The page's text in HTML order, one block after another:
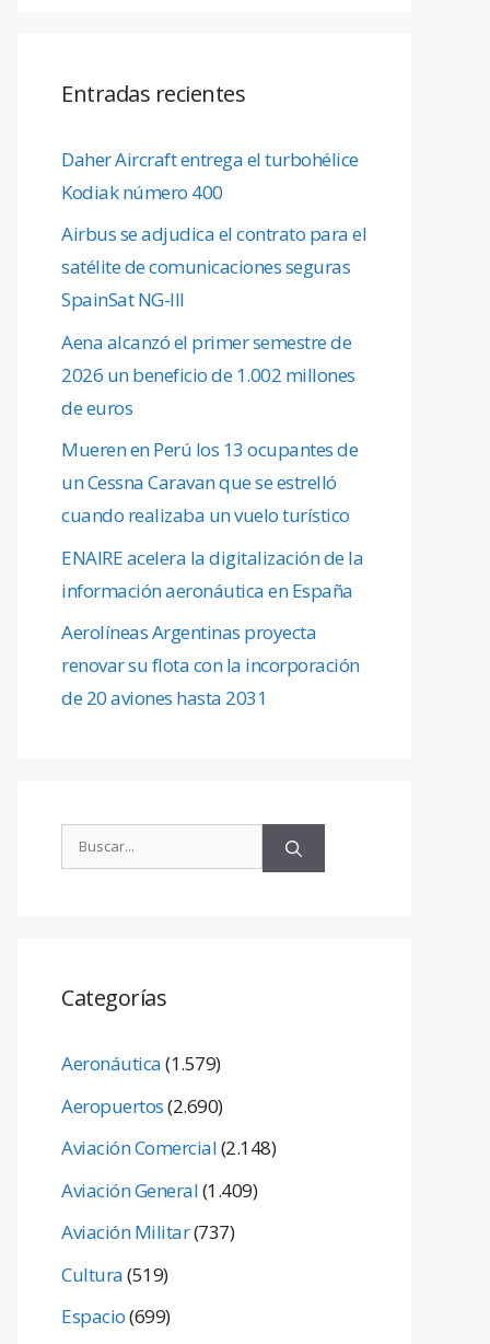
Entradas recientes
Daher Aircraft entrega el turbohélice
Kodiak número 400
Airbus se adjudica el contrato para el
satélite de comunicaciones seguras
SpainSat NG-III
Aena alcanzó el primer semestre de
2026 un beneficio de 1.002 millones
de euros
Mueren en Perú los 13 ocupantes de
un Cessna Caravan que se estrelló
cuando realizaba un vuelo turístico
ENAIRE acelera la digitalización de la
información aeronáutica en España
Aerolíneas Argentinas proyecta
renovar su flota con la incorporación
de 20 aviones hasta 2031
Categorías
Aeronáutica(1.579)
Aeropuertos(2.690)
Aviación Comercial(2.148)
Aviación General(1.409)
Aviación Militar(737)
Cultura(519)
Espacio(699)